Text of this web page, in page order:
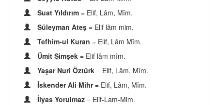
Suat Yıldırım = Elif, Lâm, Mîm.
Süleyman Ateş = Elif lâm mim.
Tefhim-ul Kuran = Elif, Lâm Mîm.
Ümit Şimşek = Elif lâm mîm.
Yaşar Nuri Öztürk = Elif, Lâm, Mîm.
İskender Ali Mihr = Elif, Lâm, Mîm.
İlyas Yorulmaz = Elif-Lam-Mim.